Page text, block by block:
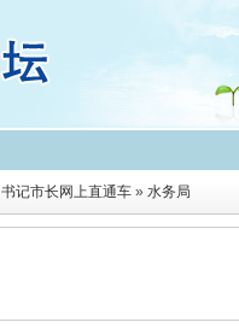
书记市长网上直通车 » 水务局